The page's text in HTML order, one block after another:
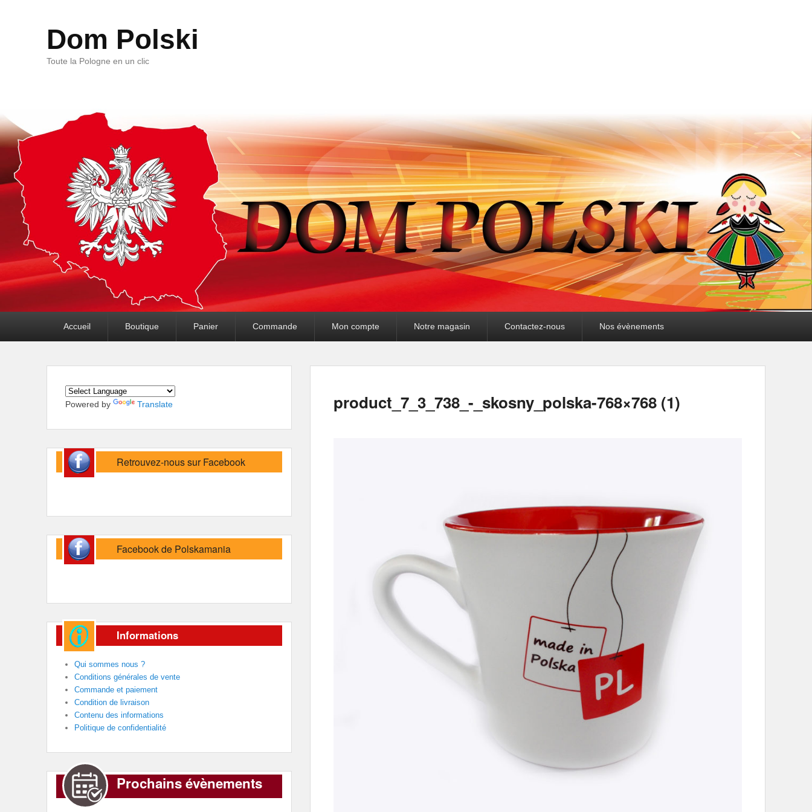
Dom Polski
Toute la Pologne en un clic
Accueil Boutique Panier Commande Mon compte Notre magasin Contactez-nous Nos évènements
product_7_3_738_-_skosny_polska-768×768 (1)
Powered by Translate
Retrouvez-nous sur Facebook
Facebook de Polskamania
Informations
Qui sommes nous ?
Conditions générales de vente
Commande et paiement
Condition de livraison
Contenu des informations
Politique de confidentialité
Prochains évènements